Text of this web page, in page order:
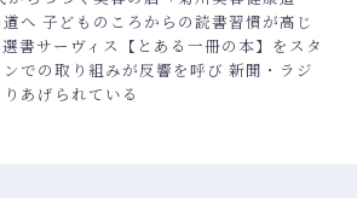
へ 子どものころからの読書習慣が高じ
書サーヴィス【とある一冊の本】をスタ
での取り組みが反響を呼び 新聞・ラジ
あげられている